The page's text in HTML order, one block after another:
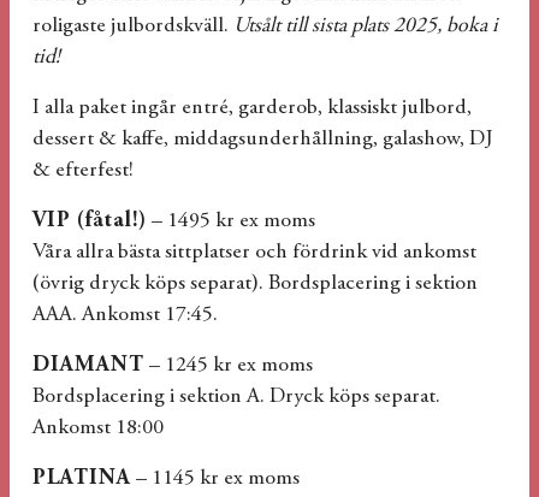
roligaste julbordskväll. Utsålt till sista plats 2025, boka i
tid!
I alla paket ingår entré, garderob, klassiskt julbord,
dessert & kaffe, middagsunderhållning, galashow, DJ
& efterfest!
VIP (fåtal!) – 1495 kr ex moms
Våra allra bästa sittplatser och fördrink vid ankomst
(övrig dryck köps separat). Bordsplacering i sektion
AAA. Ankomst 17:45.
DIAMANT – 1245 kr ex moms
Bordsplacering i sektion A. Dryck köps separat.
Ankomst 18:00
PLATINA– 1145 kr ex moms